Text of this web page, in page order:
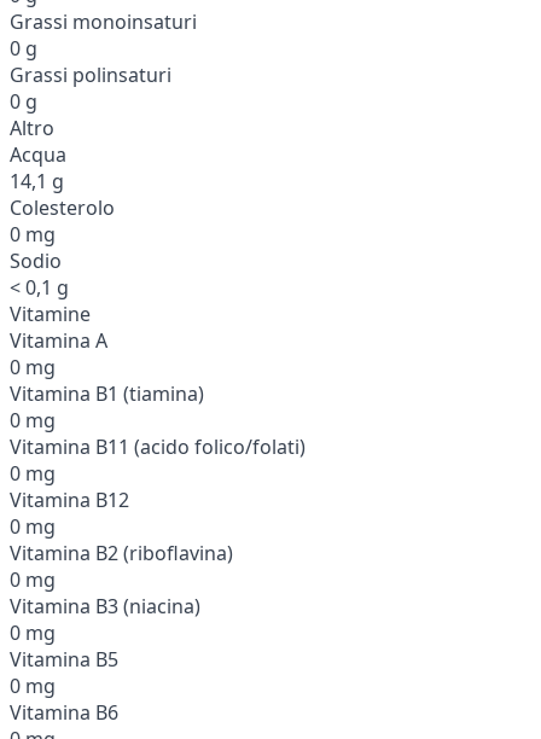
Grassi monoinsaturi
0 g
Grassi polinsaturi
0 g
Altro
Acqua
14,1 g
Colesterolo
0 mg
Sodio
< 0,1 g
Vitamine
Vitamina A
0 mg
Vitamina B1 (tiamina)
0 mg
Vitamina B11 (acido folico/folati)
0 mg
Vitamina B12
0 mg
Vitamina B2 (riboflavina)
0 mg
Vitamina B3 (niacina)
0 mg
Vitamina B5
0 mg
Vitamina B6